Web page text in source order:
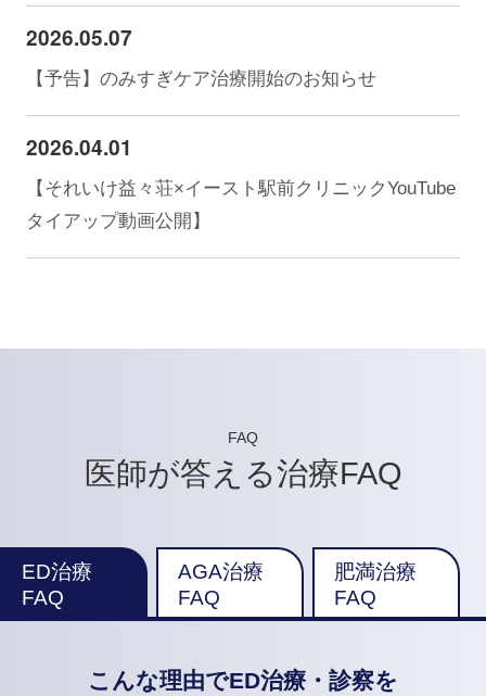
2026.05.07
【予告】のみすぎケア治療開始のお知らせ
2026.04.01
【それいけ益々荘×イースト駅前クリニックYouTube
タイアップ動画公開】
FAQ
医師が答える治療FAQ
ED治療
FAQ
AGA治療
FAQ
肥満治療
FAQ
こんな理由でED治療・診察を